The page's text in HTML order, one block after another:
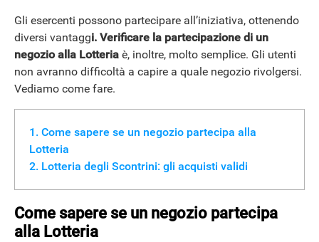
Gli esercenti possono partecipare all’iniziativa, ottenendo
diversi vantaggi. Verificare la partecipazione di un
negozio alla Lotteria è, inoltre, molto semplice. Gli utenti
non avranno difficoltà a capire a quale negozio rivolgersi.
Vediamo come fare.
Come sapere se un negozio partecipa alla
Lotteria
Lotteria degli Scontrini: gli acquisti validi
Come sapere se un negozio partecipa
alla Lotteria